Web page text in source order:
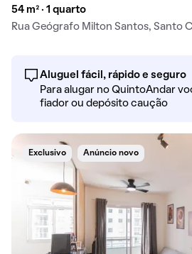
54 m² · 1 quarto
Rua Geógrafo Milton Santos, Santo
Aluguel fácil, rápido e seguro
Para alugar no QuintoAndar
fiador ou depósito caução
Exclusivo Anúncio novo